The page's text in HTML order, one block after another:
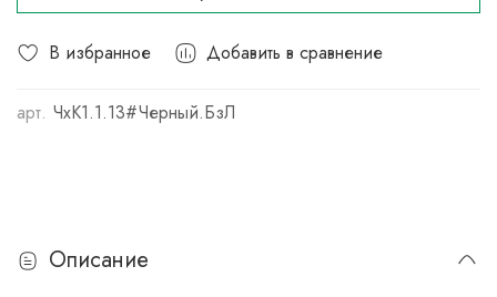
В избранное Добавить в сравнение
арт. ЧхК1.1.13#Черный.БзЛ
Описание